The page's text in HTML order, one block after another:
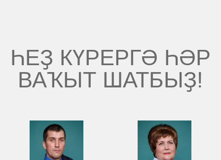
ҺЕҘ КҮРЕРГӘ ҺӘР
ВАҠЫТ ШАТБЫҘ!